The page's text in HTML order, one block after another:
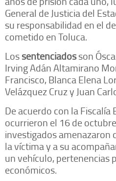
General de Justicia del
su responsabilidad en el
cometido en Toluca.
Lossentenciadosson
Irving Adán Altamirano
Francisco, Blanca Elena
Velázquez Cruz y Juan
De acuerdo con la Fiscalía
ocurrieron el 16 de
investigados amenazaron
la víctima y a su
un vehículo, pertenencias
económicos.